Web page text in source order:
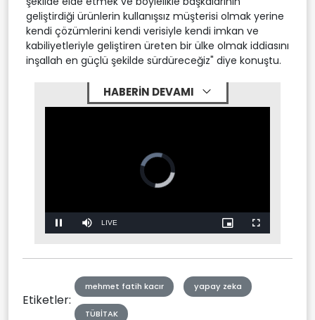
geliştirdiği ürünlerin kullanışsız müşterisi olmak yerine
kendi çözümlerini kendi verisiyle kendi imkan ve
kabiliyetleriyle geliştiren üreten bir ülke olmak iddiasını
inşallah en güçlü şekilde sürdüreceğiz" diye konuştu.
HABERİN DEVAMI
Video
Player
is
loading.
Pause Mute Stream
LIVE
Picture-
in-
Fullscreen
Etiketler:
mehmet fatih kacır yapay zeka
TÜBİTAK